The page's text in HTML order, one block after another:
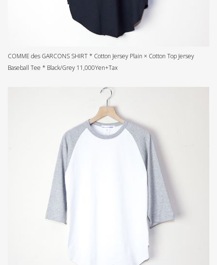
COMME des GARCONS SHIRT * Cotton Jersey Plain × Cotton Top Jersey
Baseball Tee * Black/Grey 11,000Yen+Tax